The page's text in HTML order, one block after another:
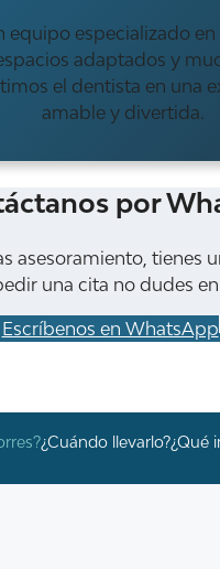
equipo especializado
adaptados y
el dentista en una
amable y divertida.
por
asesoramiento, tienes
una cita no dudes
Escríbenos en WhatsApp
¿Cuándo llevarlo?¿Qué